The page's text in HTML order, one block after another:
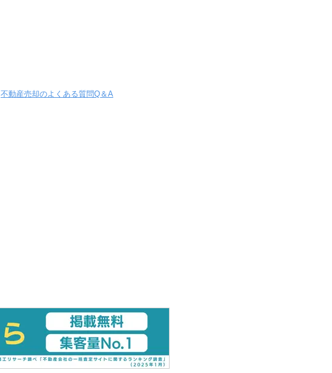
不動産売却のよくある質問Q＆A